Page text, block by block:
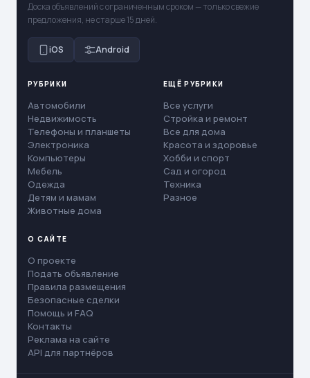
Доска объявлений с ограниченным сроком — только свежие
предложения, не старше 15 дней.
iOS Android
РУБРИКИ
Автомобили
Недвижимость
Телефоны и планшеты
Электроника
Компьютеры
Мебель
Одежда
Детям и мамам
Животные дома
ЕЩЁ РУБРИКИ
Все услуги
Стройка и ремонт
Все для дома
Красота и здоровье
Хобби и спорт
Сад и огород
Техника
Разное
О САЙТЕ
О проекте
Подать объявление
Правила размещения
Безопасные сделки
Помощь и FAQ
Контакты
Реклама на сайте
API для партнёров